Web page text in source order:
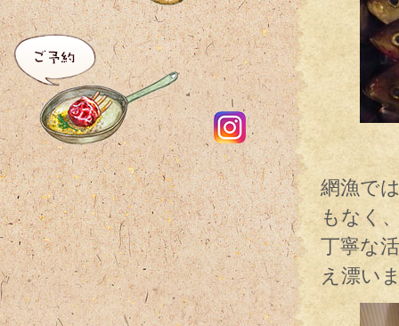
ピ
網漁で
もなく
丁寧な
え漂い